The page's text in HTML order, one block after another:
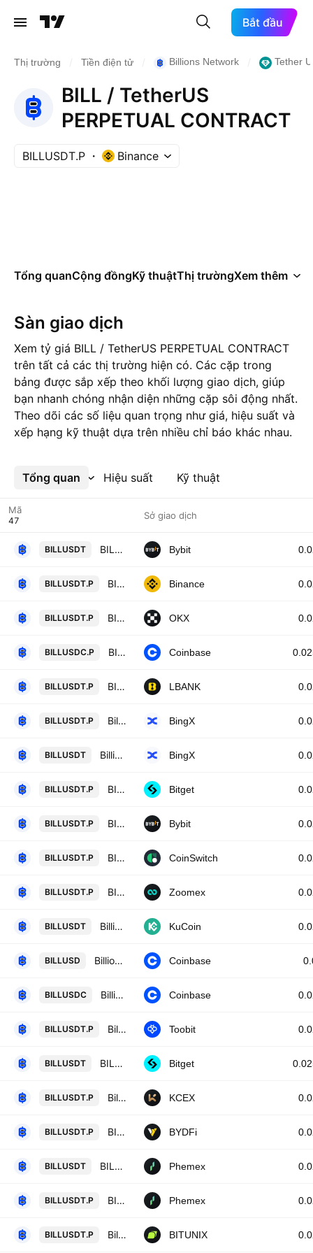
Bắt đầu
Thị trường Tiền điện tử Billions Network Tether
BILL / TetherUS
PERPETUAL CONTRACT
BILLUSDT.P Binance
Tổng quanCộng đồngKỹ thuậtThị trườngXem thêm
Sàn giao dịch
Xem tỷ giá BILL / TetherUS PERPETUAL CONTRACT
trên tất cả các thị trường hiện có. Các cặp trong
bảng được sắp xếp theo khối lượng giao dịch, giúp
bạn nhanh chóng nhận diện những cặp sôi động nhất.
Theo dõi các số liệu quan trọng như giá, hiệu suất và
xếp hạng kỹ thuật dựa trên nhiều chỉ báo khác nhau.
Tổng quan Hiệu suất Kỹ thuật
Xem thêm
Mã Sở giao dịch
BILLUSDT BILLUSDT SPOT Bybit
BILLUSDT.P BILL / TetherUS PERPETUAL CONTRACT Binance
BILLUSDT.P BILLUSDT Perpetual Swap Contract OKX
BILLUSDC.P BILL / USDC PERPETUAL CONTRACT Coinbase
BILLUSDT.P BILL / Tether USD PERPETUAL CONTRACT LBANK
BILLUSDT.P Billions Network/USD Tether Perpetual Contract BingX
BILLUSDT Billions Network/USD Tether Spot BingX
BILLUSDT.P BILLUSDTPERP PERPETUAL MIX CONTRACT Bitget
BILLUSDT.P BILLUSDT Perpetual Contract Bybit
BILLUSDT.P BILLIONS NETWORK/USD TETHER PERPETUAL SWAP CONTRACT CoinSwitch
BILLUSDT.P BILLUSDT Perpetual Contract Zoomex
BILLUSDT Billions Network / Tether KuCoin
BILLUSD Billions Network / US Dollar Coinbase
BILLUSDC Billions Network / USDC Coinbase
BILLUSDT.P Billions Network Token/TetherUS Toobit
BILLUSDT BILLUSDT SPOT Bitget
BILLUSDT.P Billions / USDT PERPETUAL SWAP CONTRACT KCEX
BILLUSDT.P BILLIONS NETWORK / USD TETHER PERPETUAL SWAP CONTRACT BYDFi
BILLUSDT BILL / USDT Spot Trading Pair Phemex
BILLUSDT.P BILL Linear Perpetual Futures Contract Phemex
BILLUSDT.P Billions Network / Tether LINEAR FUTURES CONTRACT BITUNIX